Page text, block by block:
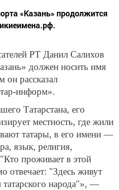
«Казань» продолжится
РТ Данил Салихов
должен носить имя
он рассказал
информ».
Татарстана, его
местность, где жили
татары, в его имени —
язык, религия,
проживает в этой
отвечает: "Здесь живут
народа"», —